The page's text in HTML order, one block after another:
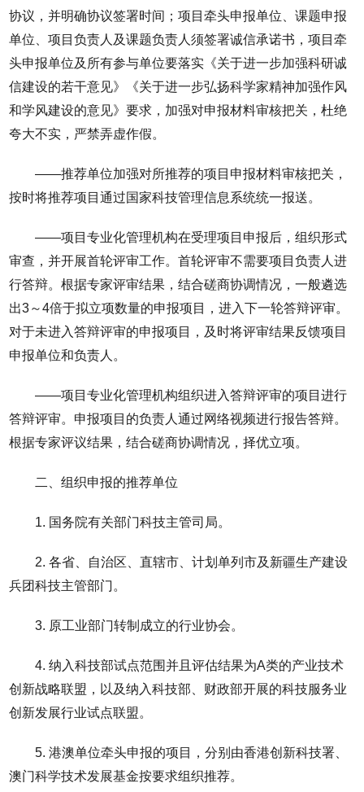
协议，并明确协议签署时间；项目牵头申报单位、课题申报
单位、项目负责人及课题负责人须签署诚信承诺书，项目牵
头申报单位及所有参与单位要落实《关于进一步加强科研诚
信建设的若干意见》《关于进一步弘扬科学家精神加强作风
和学风建设的意见》要求，加强对申报材料审核把关，杜绝
夸大不实，严禁弄虚作假。
——推荐单位加强对所推荐的项目申报材料审核把关，
按时将推荐项目通过国家科技管理信息系统统一报送。
——项目专业化管理机构在受理项目申报后，组织形式
审查，并开展首轮评审工作。首轮评审不需要项目负责人进
行答辩。根据专家评审结果，结合磋商协调情况，一般遴选
出3～4倍于拟立项数量的申报项目，进入下一轮答辩评审。
对于未进入答辩评审的申报项目，及时将评审结果反馈项目
申报单位和负责人。
——项目专业化管理机构组织进入答辩评审的项目进行
答辩评审。申报项目的负责人通过网络视频进行报告答辩。
根据专家评议结果，结合磋商协调情况，择优立项。
二、组织申报的推荐单位
1. 国务院有关部门科技主管司局。
2. 各省、自治区、直辖市、计划单列市及新疆生产建设
兵团科技主管部门。
3. 原工业部门转制成立的行业协会。
4. 纳入科技部试点范围并且评估结果为A类的产业技术
创新战略联盟，以及纳入科技部、财政部开展的科技服务业
创新发展行业试点联盟。
5. 港澳单位牵头申报的项目，分别由香港创新科技署、
澳门科学技术发展基金按要求组织推荐。